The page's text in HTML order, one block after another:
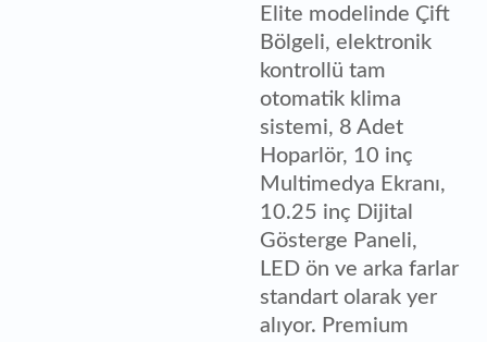
Elite modelinde Çift
Bölgeli, elektronik
kontrollü tam
otomatik klima
sistemi, 8 Adet
Hoparlör, 10 inç
Multimedya Ekranı,
10.25 inç Dijital
Gösterge Paneli,
LED ön ve arka farlar
standart olarak yer
alıyor. Premium